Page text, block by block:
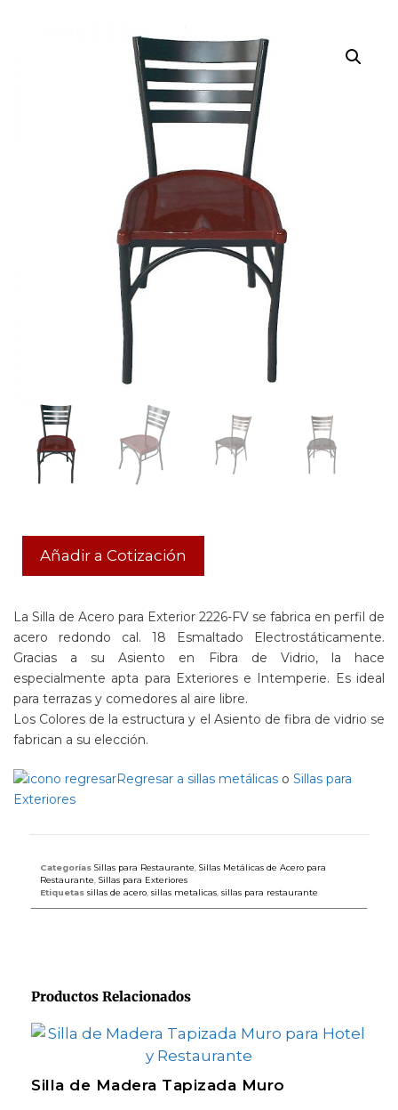
Añadir a Cotización
La Silla de Acero para Exterior 2226-FV se fabrica en perfil de
acero redondo cal. 18 Esmaltado Electrostáticamente.
Gracias a su Asiento en Fibra de Vidrio, la hace
especialmente apta para Exteriores e Intemperie. Es ideal
para terrazas y comedores al aire libre.
Los Colores de la estructura y el Asiento de fibra de vidrio se
fabrican a su elección.
Regresar a sillas metálicas o Sillas para
Exteriores
Categorías Sillas para Restaurante Sillas Metálicas de Acero para
Restaurante Sillas para Exteriores
Etiquetas sillas de acero sillas metalicas sillas para restaurante
Productos Relacionados
Silla de Madera Tapizada Muro